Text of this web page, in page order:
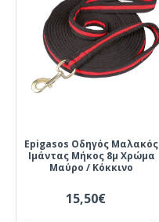
Epigasos Οδηγός Μαλακός
Ιμάντας Μήκος 8μ Χρώμα
Μαύρο / Κόκκινο
15,50€